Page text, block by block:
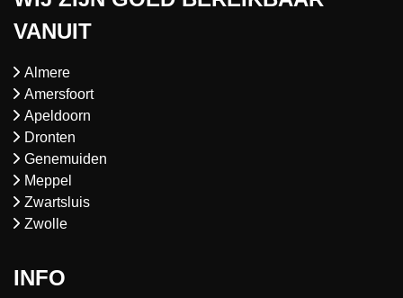
VANUIT
Almere
Amersfoort
Apeldoorn
Dronten
Genemuiden
Meppel
Zwartsluis
Zwolle
INFO